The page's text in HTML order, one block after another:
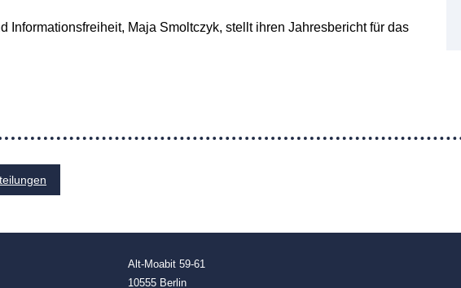
Informationsfreiheit, Maja Smoltczyk, stellt ihren Jahresbericht für das
Alt-Moabit 59-61
10555 Berlin